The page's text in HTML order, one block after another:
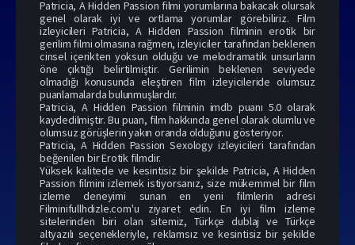
Patricia, A Hidden Passion filmi yorumlarına bakacak olursak
genel olarak iyi ve ortlama yorumlar görebiliriz. Film
izleyicileri Patricia, A Hidden Passion filminin erotik bir
gerilim filmi olmasına rağmen, izleyiciler tarafından beklenen
cinsel içerikten yoksun olduğu ve melodramatik unsurların
öne çıktığı belirtilmiştir. Gerilimin beklenen seviyede
olmadığı konusunda eleştiren film izleyicileride olumsuz
puanlamalarda bulunmuşlardır.
Patricia, A Hidden Passion filminin imdb puanı 5.0 olarak
kaydedilmiştir. Bu puan, film hakkında genel olarak olumlu ve
olumsuz görüşlerin yakın oranda olduğunu gösteriyor.
Patricia, A Hidden PassionSexology izleyicileri tarafından
beğenilen bir Erotik filmdir.
Yüksek kalitede ve kesintisiz bir şekilde Patricia, A Hidden
Passion filmini izlemek istiyorsanız, size mükemmel bir film
izleme deneyimi sunan en yeni filmlerin adresi
Filminifullhdizle.com'u ziyaret edin. En iyi film izleme
sitelerinden biri olan sitemiz, Türkçe dublaj ve Türkçe
altyazılı seçenekleriyle, reklamsız ve kesintisiz bir şekilde